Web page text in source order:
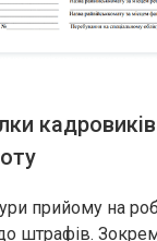
кадровиків
прийому на
штрафів.